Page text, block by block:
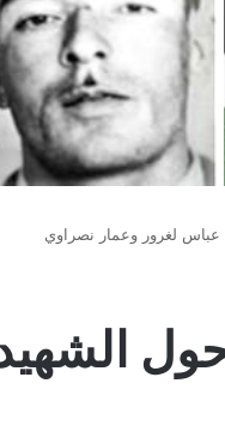
عباس لغرور وعمار نصراوي
حول